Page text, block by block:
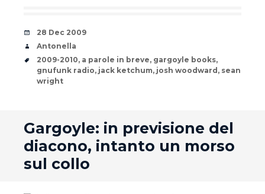
Date
28 Dec 2009
Author
Antonella
Tags
2009-2010, a parole in breve, gargoyle books,
gnufunk radio, jack ketchum, josh woodward , sean
wright
Gargoyle: in previsione del
diacono, intanto un morso
sul collo